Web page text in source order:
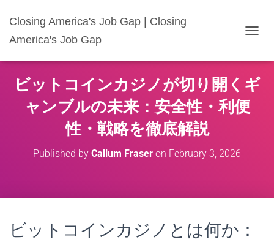
Closing America's Job Gap | Closing
America's Job Gap
G
L
ビットコインカジノが切り開くギ
ャンブルの未来：安全性・利便
性・戦略を徹底解説
Published by Callum Fraser on February 3, 2026
ビットコインカジノとは何か：